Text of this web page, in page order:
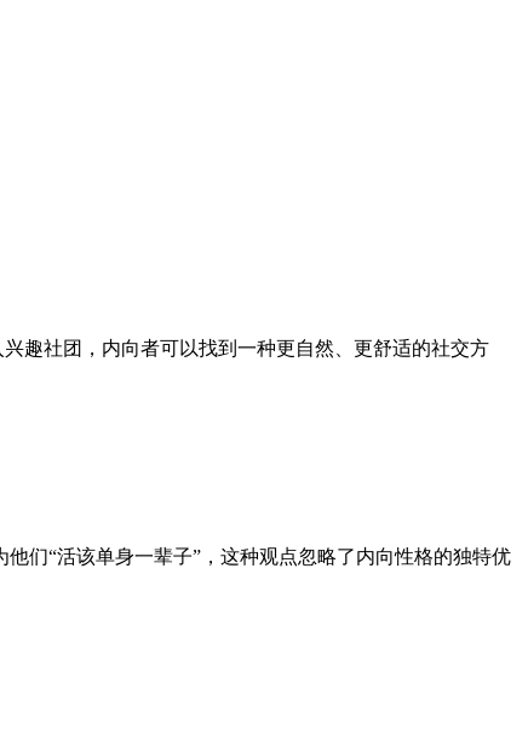
趣社团，内向者可以找到一种更自然、更舒适的社交方
们“活该单身一辈子”，这种观点忽略了内向性格的独特优